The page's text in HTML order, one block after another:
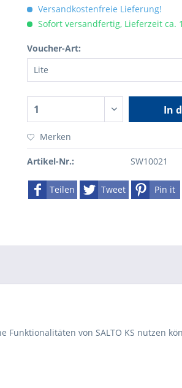
Versandkostenfreie Lieferung!
Sofort versandfertig, Lieferzeit ca.
Voucher-Art:
In
Merken
Artikel-Nr.: SW10021
Teilen Tweet Pin it
von SALTO KS nutzen